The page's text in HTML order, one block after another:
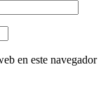
en este navegador